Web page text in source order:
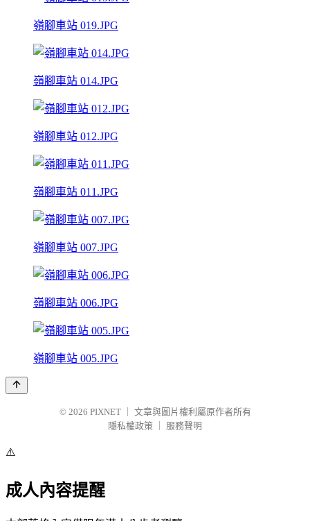
嶺腳車站 019.JPG
嶺腳車站 014.JPG
嶺腳車站 012.JPG
嶺腳車站 011.JPG
嶺腳車站 007.JPG
嶺腳車站 006.JPG
嶺腳車站 005.JPG
© 2026 PIXNET
文章與圖片權利屬原作者所有
隱私權政策
服務聲明
⚠️
成人內容提醒